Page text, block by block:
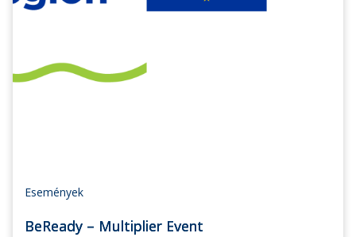
Események
BeReady – Multiplier Event